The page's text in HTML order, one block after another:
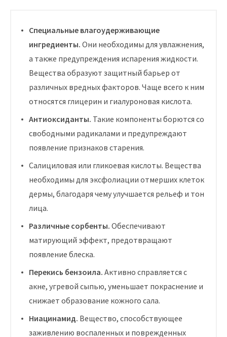
Специальные влагоудерживающие
ингредиенты. Они необходимы для увлажнения,
а также предупреждения испарения жидкости.
Вещества образуют защитный барьер от
различных вредных факторов. Чаще всего к ним
относятся глицерин и гиалуроновая кислота.
Антиоксиданты. Такие компоненты борются со
свободными радикалами и предупреждают
появление признаков старения.
Салициловая или гликоевая кислоты. Вещества
необходимы для эксфолиации отмерших клеток
дермы, благодаря чему улучшается рельеф и тон
лица.
Различные сорбенты. Обеспечивают
матирующий эффект, предотвращают
появление блеска.
Перекись бензоила. Активно справляется с
акне, угревой сыпью, уменьшает покраснение и
снижает образование кожного сала.
Ниацинамид. Вещество, способствующее
заживлению воспаленных и поврежденных